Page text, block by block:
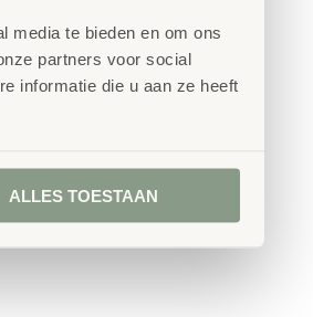
media te bieden en om ons
partners voor social
informatie die u aan ze heeft
ALLES TOESTAAN